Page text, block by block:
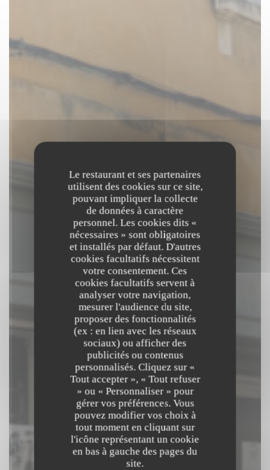
Le restaurant et ses partenaires
utilisent des cookies sur ce site,
pouvant impliquer la collecte
de données à caractère
personnel. Les cookies dits «
nécessaires » sont obligatoires
et installés par défaut. D'autres
cookies facultatifs nécessitent
votre consentement. Ces
cookies facultatifs servent à
analyser votre navigation,
mesurer l'audience du site,
proposer des fonctionnalités
(ex : en lien avec les réseaux
sociaux) ou afficher des
publicités ou contenus
personnalisés. Cliquez sur «
Tout accepter », « Tout refuser
» ou « Personnaliser » pour
gérer vos préférences. Vous
pouvez modifier vos choix à
tout moment en cliquant sur
l'icône représentant un cookie
en bas à gauche des pages du
site.
Páou
CUISINE À PARTAGER|ARLES
RÉSERVER